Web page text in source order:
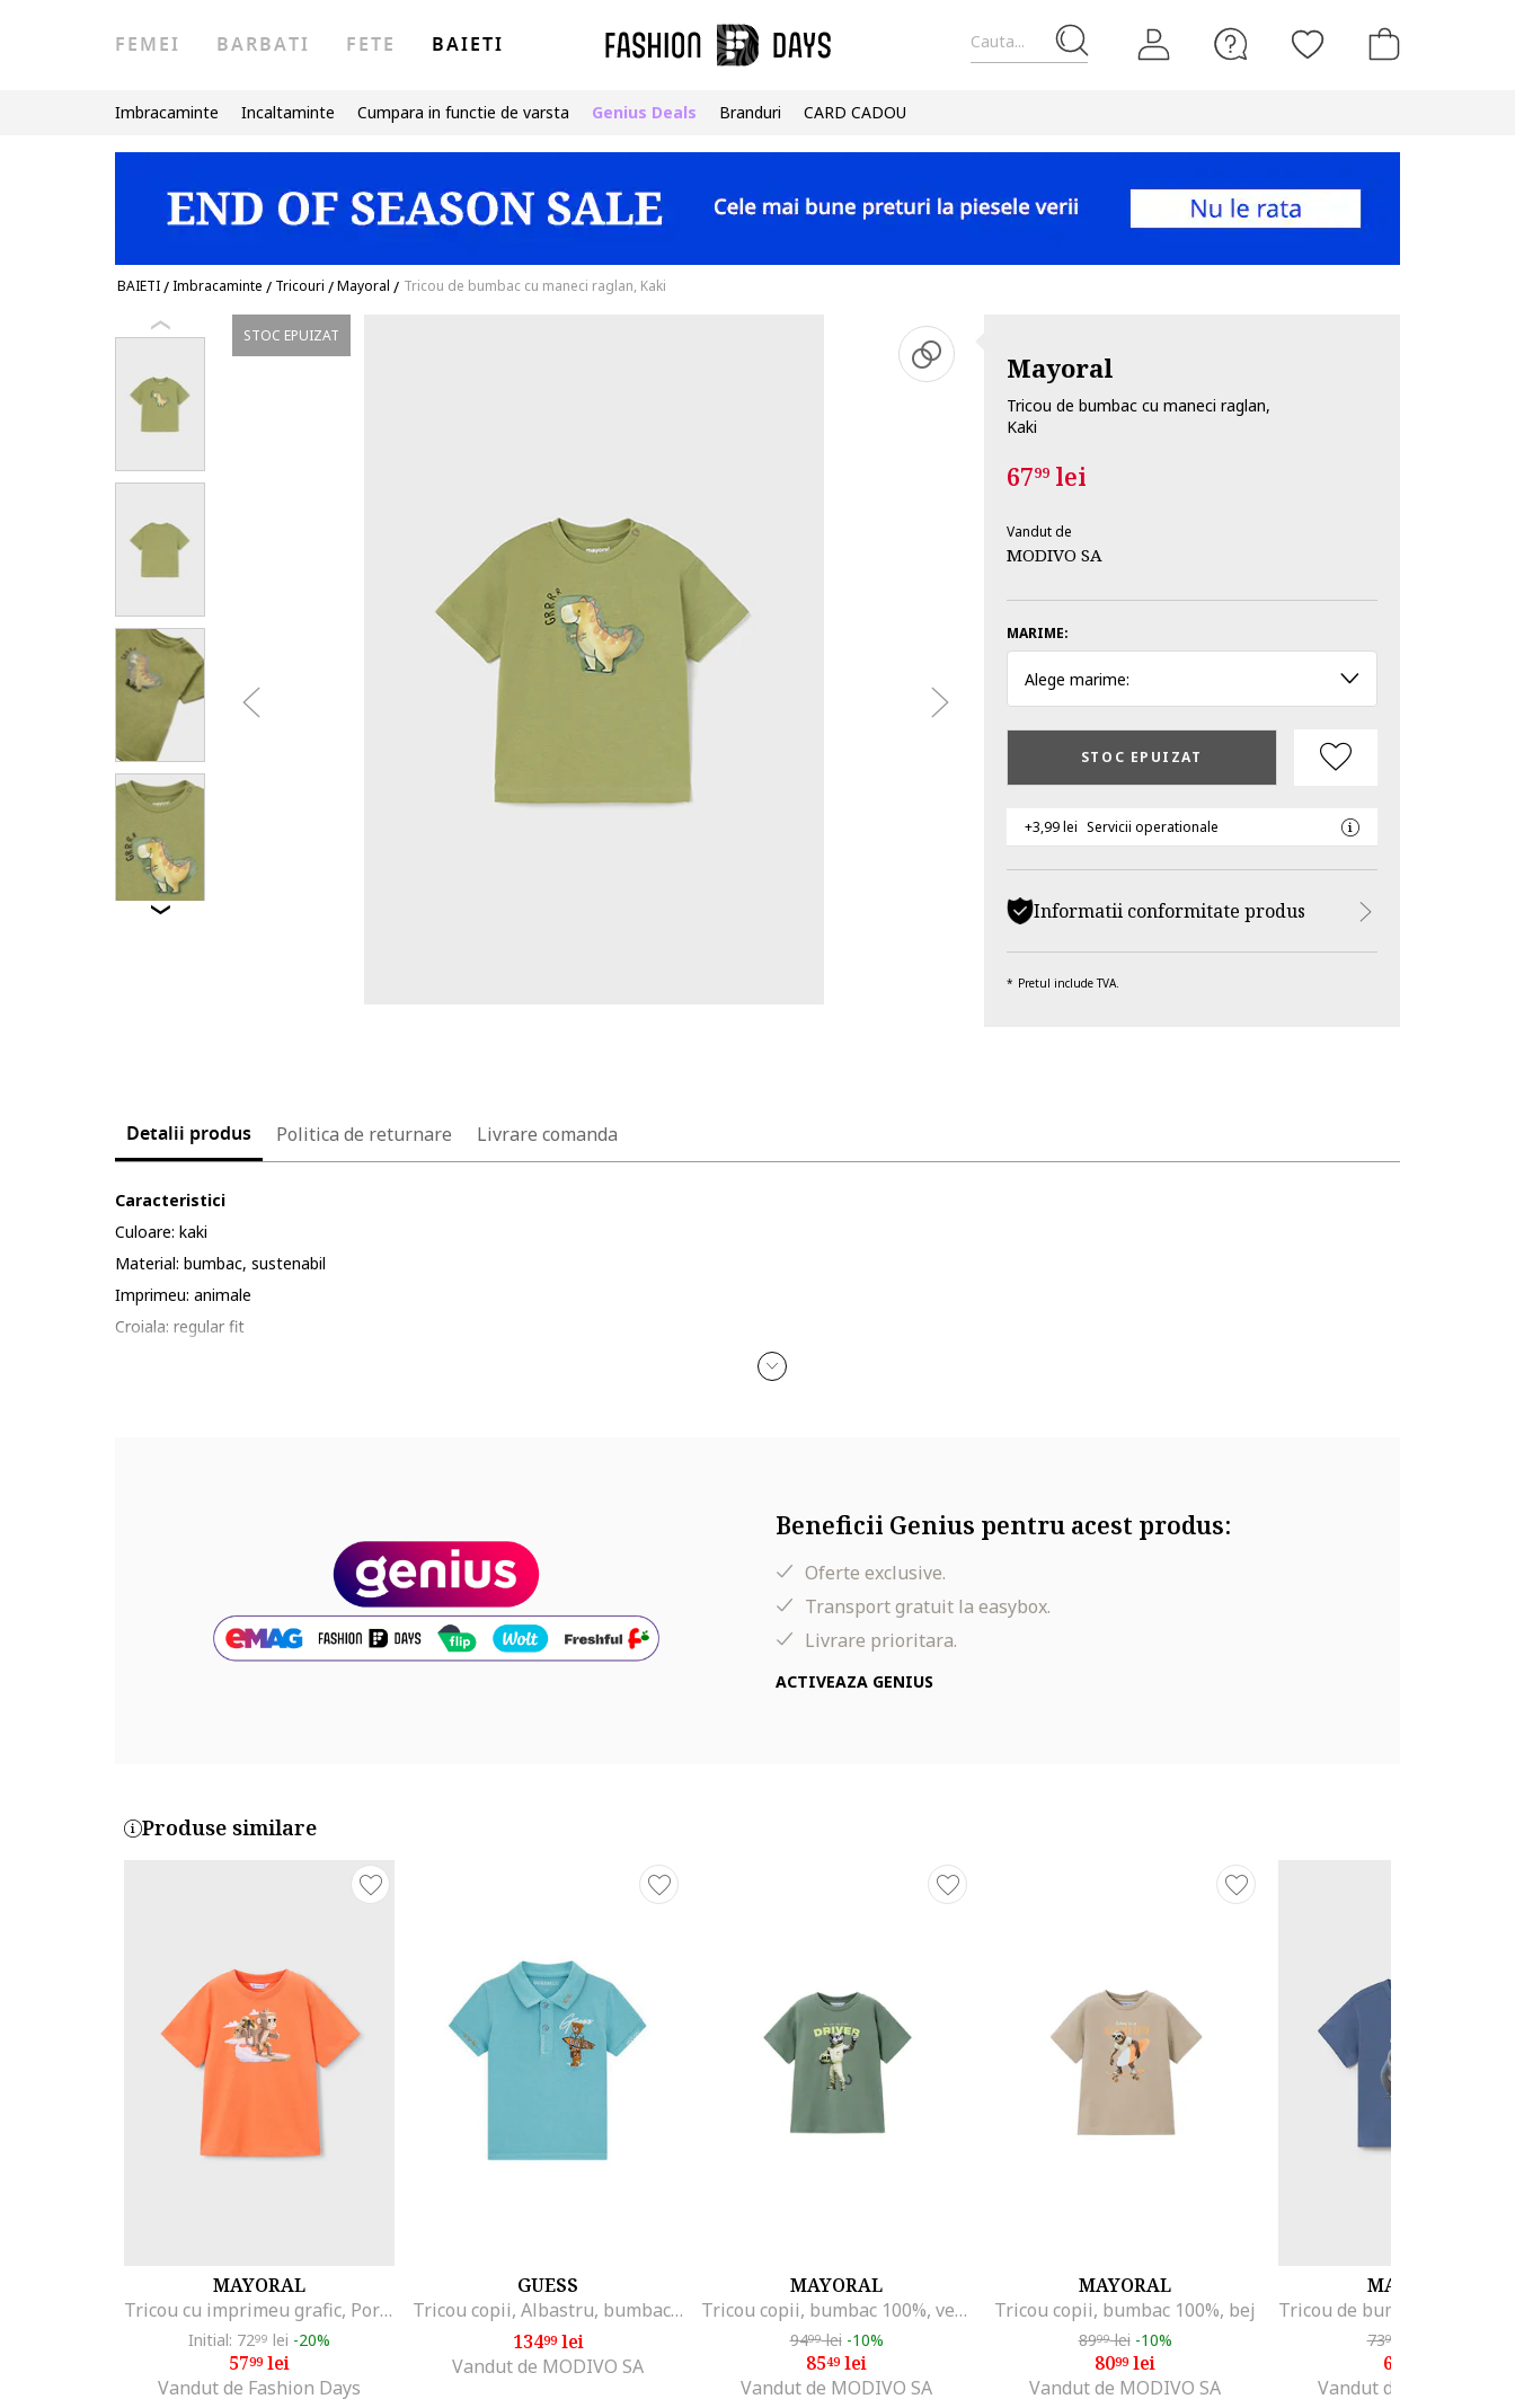
Cauta...
FEMEI BARBATI FETE BAIETI
Imbracaminte Incaltaminte Cumpara in functie de varsta Genius Deals Branduri CARD CADOU
BAIETI/Imbracaminte / Tricouri /Mayoral / Tricou de bumbac cu maneci raglan, Kaki
STOC EPUIZAT
Mayoral
Tricou de bumbac cu maneci raglan,
Kaki
6799lei
Vandut de
MODIVO SA
MARIME:
Alege marime:
STOC EPUIZAT
+3,99 lei Servicii operationale
Informatii conformitate produs
Pretul include TVA.
Detalii produs Politica de returnare Livrare comanda
Caracteristici
Culoare: kaki
Material: bumbac, sustenabil
Imprimeu: animale
Croiala: regular fit
1028-014_232904
Beneficii Genius pentru acest produs:
Oferte exclusive.
Transport gratuit la easybox.
Livrare prioritara.
ACTIVEAZA GENIUS
Produse similare
MAYORAL
Tricou cu imprimeu grafic, Portocaliu
Initial: 7299 lei -20%
5799lei
Vandut de Fashion Days
GUESS
Tricou copii, Albastru, bumbac, maneca scurta
13499lei
Vandut de MODIVO SA
MAYORAL
Tricou copii, bumbac 100%, verde
9499lei -10%
8549lei
Vandut de MODIVO SA
MAYORAL
Tricou copii, bumbac 100%, bej
8999lei -10%
8099lei
Vandut de MODIVO SA
MAYORAL
7399
66
Vandut de MODIVO SA